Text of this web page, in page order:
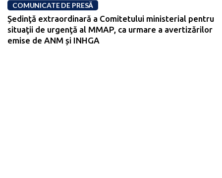
COMUNICATE DE PRESĂ
Ședinţă extraordinară a Comitetului ministerial pentru
situaţii de urgenţă al MMAP, ca urmare a avertizărilor
emise de ANM și INHGA